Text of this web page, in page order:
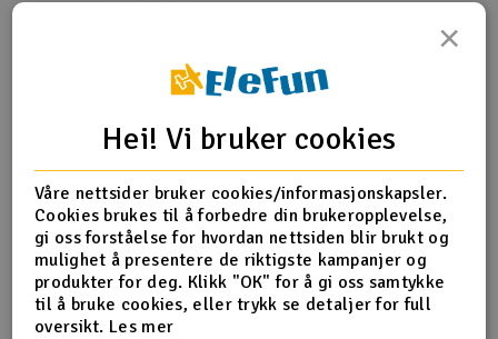
Gyrostabilisering
Bilen er utstyrt med ESP (Electronic Stability System)
gyro. Dette gjør den ekstra leken og morsom å kjøre med,
spesielt på driftedekk. Gyroen kompenserer når bilen for
sleng, og hvor mye den skal virke inn kan du justere på
ESP-bryteren på håndtkontrollen. Drifting blir vannvittig
gøy!
×
Hei! Vi bruker cookies
Våre nettsider bruker cookies/informasjonskapsler.
Cookies brukes til å forbedre din brukeropplevelse,
gi oss forståelse for hvordan nettsiden blir brukt og
mulighet å presentere de riktigste kampanjer og
produkter for deg. Klikk "OK" for å gi oss samtykke
til å bruke cookies, eller trykk se detaljer for full
oversikt. Les mer